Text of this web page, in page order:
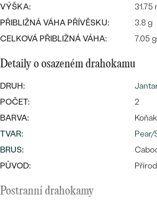
Wave
PODLE PŘÍLEŽITOSTI
PODLE BARVY
PODLE TVARU KAMENE
NA MÍRU
DIAMANTY
náušnice
PROHLÉDNOUT
OBJEVIT
VÝŠKA:
31.75
PŘIBLIŽNÁ VÁHA PŘÍVĚSKU:
3.8 g
CELKOVÁ PŘIBLIŽNÁ VÁHA:
7.05 g
Detaily o osazeném drahokamu
DRUH:
POČET:
2
BARVA:
TVAR:
Pear/
BRUS:
PŮVOD:
Postranní drahokamy